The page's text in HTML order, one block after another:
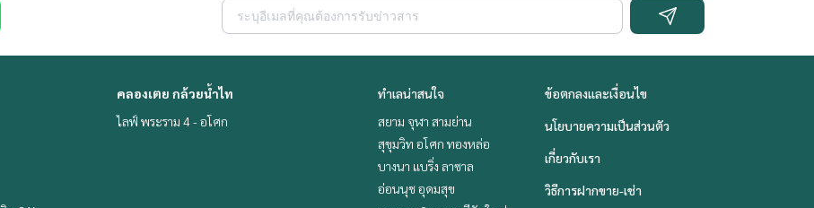
คลองเตย กล้วยน้ำไท
ไลฟ์ พระราม 4 - อโศก
ทำเลน่าสนใจ
สยาม จุฬา สามย่าน
สุขุมวิท อโศก ทองหล่อ
บางนา แบริ่ง ลาซาล
อ่อนนุช อุดมสุข
ข้อตกลงและเงื่อนไข
นโยบายความเป็นส่วนตัว
เกี่ยวกับเรา
วิธีการฝากขาย-เช่า